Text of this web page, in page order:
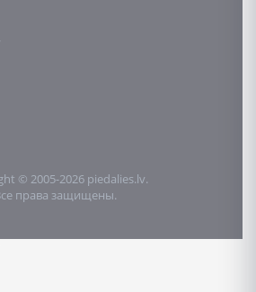
© 2005-2026 piedalies.lv.
права защищены.